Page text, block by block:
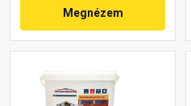
Megnézem